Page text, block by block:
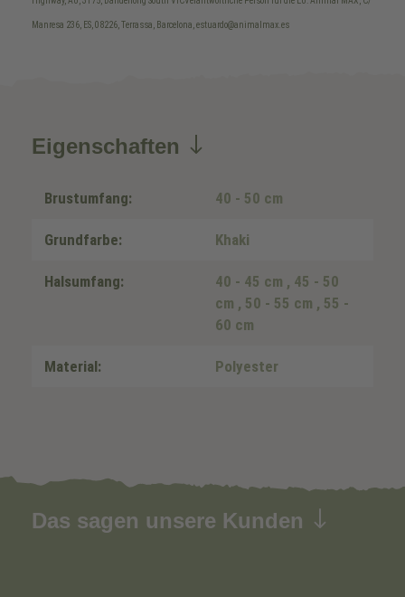
Manresa 236, ES, 08226, Terrassa, Barcelona, estuardo@animalmax.es
Eigenschaften
Brustumfang: 40 - 50 cm
Grundfarbe: Khaki
Halsumfang: 40 - 45 cm , 45 - 50
cm , 50 - 55 cm , 55 -
60 cm
Material: Polyester
Das sagen unsere Kunden